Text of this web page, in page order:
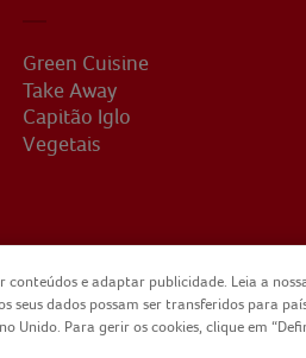
Green Cuisine
Take Away
Capitão Iglo
Vegetais
CONTACTOS NOMAD FOODS
conteúdos e adaptar publicidade. Leia a
dados possam ser transferidos para
Unido. Para gerir os cookies, clique em